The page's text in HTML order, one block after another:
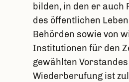
bilden, in den er auch
des öffentlichen
Behörden sowie von
Institutionen für den
gewählten
Wiederberufung ist